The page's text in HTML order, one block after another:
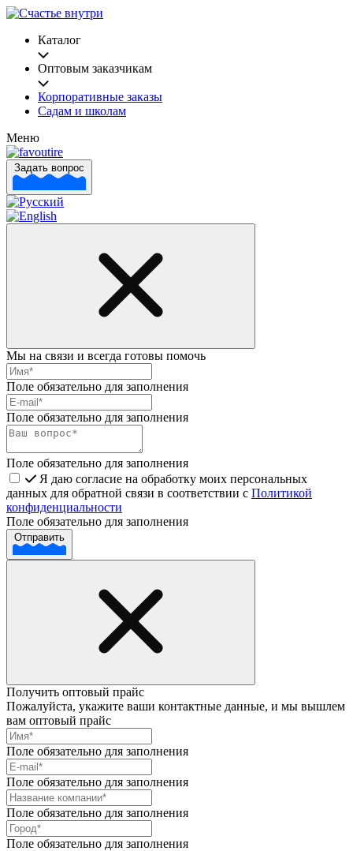
Каталог
Оптовым заказчикам
Корпоративные заказы
Садам и школам
Меню
Задать вопрос
Мы на связи и всегда готовы помочь
Поле обязательно для заполнения
Поле обязательно для заполнения
Поле обязательно для заполнения
Я даю согласие на обработку моих персональных
данных для обратной связи в соответствии с Политикой
конфиденциальности
Поле обязательно для заполнения
Отправить
Получить оптовый прайс
Пожалуйста, укажите ваши контактные данные, и мы вышлем
вам оптовый прайс
Поле обязательно для заполнения
Поле обязательно для заполнения
Поле обязательно для заполнения
Поле обязательно для заполнения